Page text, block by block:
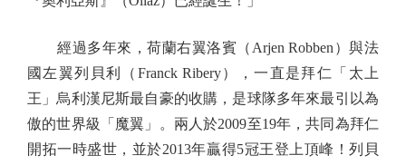
經過多年來，荷蘭右翼洛賓（Arjen Robben）與法
國左翼列貝利（Franck Ribery），一直是拜仁「太上
王」烏利漢尼斯最自豪的收購，是球隊多年來最引以為
傲的世界級「魔翼」。兩人於2009至19年，共同為拜仁
開拓一時盛世，並於2013年贏得5冠王登上頂峰！列貝